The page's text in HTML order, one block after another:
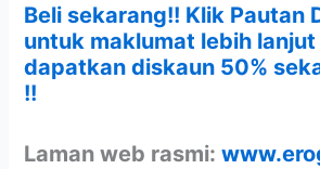
Beli sekarang!! Klik Pautan
untuk maklumat lebih lanjut
dapatkan diskaun 50%
!!
Laman web rasmi: